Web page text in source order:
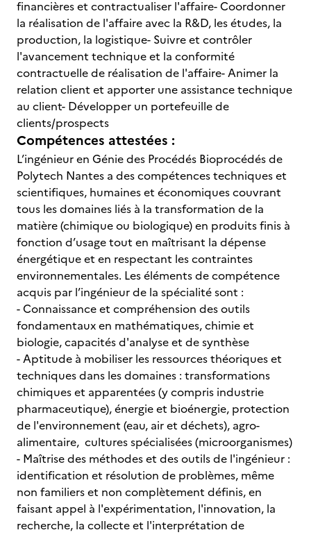
financières et contractualiser l'affaire- Coordonner
la réalisation de l'affaire avec la R&D, les études, la
production, la logistique- Suivre et contrôler
l'avancement technique et la conformité
contractuelle de réalisation de l'affaire- Animer la
relation client et apporter une assistance technique
au client- Développer un portefeuille de
clients/prospects
Compétences attestées :
L’ingénieur en Génie des Procédés Bioprocédés de
Polytech Nantes a des compétences techniques et
scientifiques, humaines et économiques couvrant
tous les domaines liés à la transformation de la
matière (chimique ou biologique) en produits finis à
fonction d’usage tout en maîtrisant la dépense
énergétique et en respectant les contraintes
environnementales. Les éléments de compétence
acquis par l’ingénieur de la spécialité sont :
- Connaissance et compréhension des outils
fondamentaux en mathématiques, chimie et
biologie, capacités d'analyse et de synthèse
- Aptitude à mobiliser les ressources théoriques et
techniques dans les domaines : transformations
chimiques et apparentées (y compris industrie
pharmaceutique), énergie et bioénergie, protection
de l'environnement (eau, air et déchets), agro-
alimentaire, cultures spécialisées (microorganismes)
- Maîtrise des méthodes et des outils de l'ingénieur :
identification et résolution de problèmes, même
non familiers et non complètement définis, en
faisant appel à l'expérimentation, l'innovation, la
recherche, la collecte et l'interprétation de